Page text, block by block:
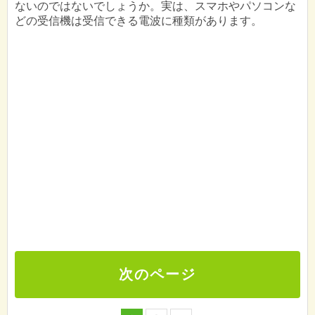
ないのではないでしょうか。実は、スマホやパソコンな
どの受信機は受信できる電波に種類があります。
次のページ